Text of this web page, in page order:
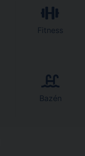
Fitness
Bazén